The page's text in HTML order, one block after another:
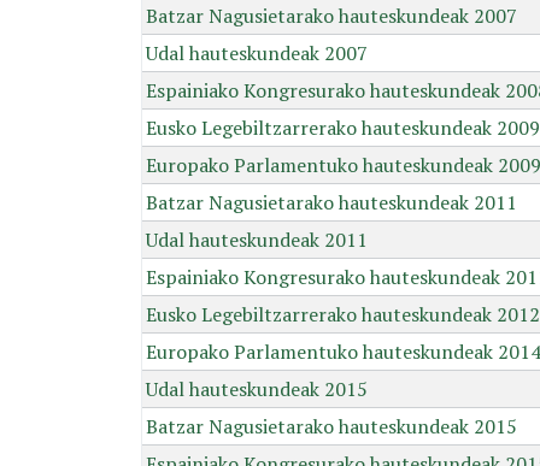
Batzar Nagusietarako hauteskundeak 2007
Udal hauteskundeak 2007
Espainiako Kongresurako hauteskundeak
Eusko Legebiltzarrerako hauteskundeak 2009
Europako Parlamentuko hauteskundeak 2009
Batzar Nagusietarako hauteskundeak 2011
Udal hauteskundeak 2011
Espainiako Kongresurako hauteskundeak
Eusko Legebiltzarrerako hauteskundeak 2012
Europako Parlamentuko hauteskundeak 2014
Udal hauteskundeak 2015
Batzar Nagusietarako hauteskundeak 2015